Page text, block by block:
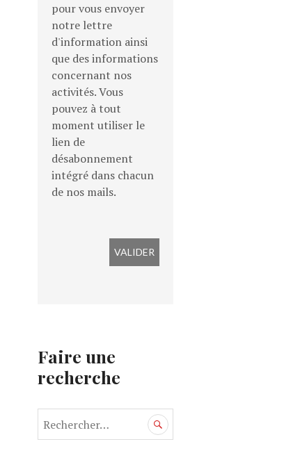
pour vous envoyer
notre lettre
d'information ainsi
que des informations
concernant nos
activités. Vous
pouvez à tout
moment utiliser le
lien de
désabonnement
intégré dans chacun
de nos mails.
Faire une
recherche